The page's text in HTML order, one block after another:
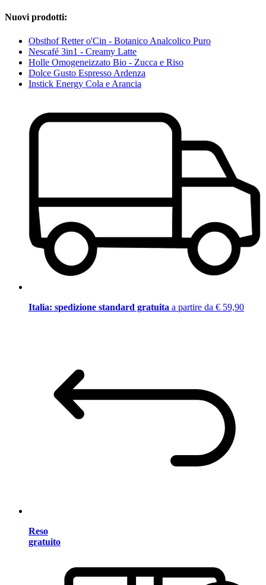
Nuovi prodotti:
Obsthof Retter o'Cin - Botanico Analcolico Puro
Nescafé 3in1 - Creamy Latte
Holle Omogeneizzato Bio - Zucca e Riso
Dolce Gusto Espresso Ardenza
Instick Energy Cola e Arancia
Italia: spedizione standard gratuita a partire da € 59,90
Reso
gratuito